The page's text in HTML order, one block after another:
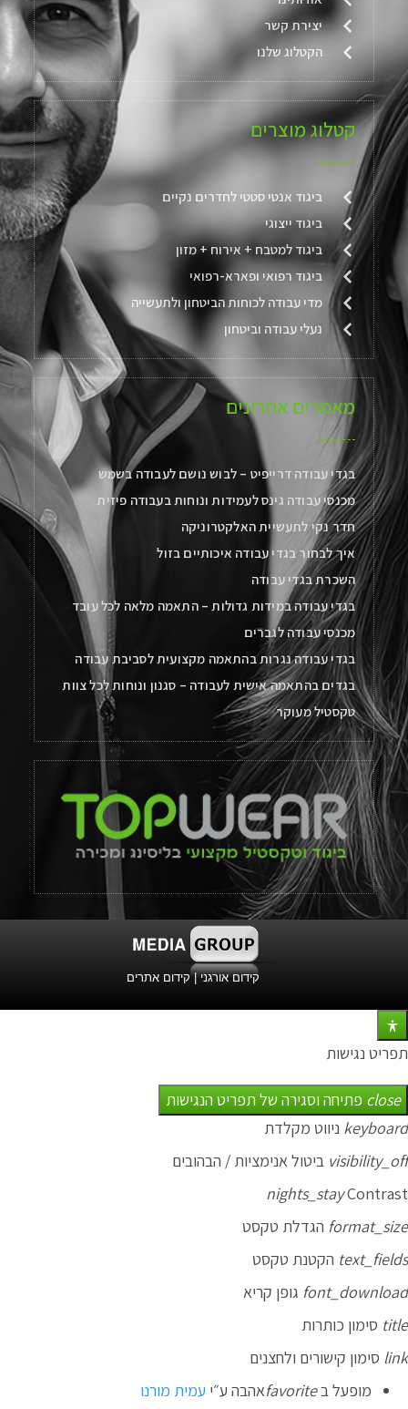
יצירת קשר
הקטלוג שלנו
קטלוג מוצרים
ביגוד אנטי סטטי לחדרים נקיים
ביגוד ייצוגי
ביגוד למטבח + אירוח + מזון
ביגוד רפואי ופארא-רפואי
מדי עבודה לכוחות הביטחון ולתעשייה
נעלי עבודה וביטחון
מאמרים אחרונים
בגדי עבודה דרייפיט – לבוש נושם לעבודה בשמש
מכנסי עבודה גינס לעמידות ונוחות בעבודה פיזית
חדר נקי לתעשיית האלקטרוניקה
איך לבחור בגדי עבודה איכותיים בזול
השכרת בגדי עבודה
בגדי עבודה במידות גדולות – התאמה מלאה לכל עובד
מכנסי עבודה לגברים
בגדי עבודה נגרות בהתאמה מקצועית לסביבת עבודה
בגדים בהתאמה אישית לעבודה – סגנון ונוחות לכל צוות
טקסטיל מעוקר
קידום אורגני|קידום אתרים
תפריט נגישות
close פתיחה וסגירה של תפריט הנגישות
keyboard ניווט מקלדת
visibility_off ביטול אנימציות / הבהובים
nights_stayContrast
format_size הגדלת טקסט
text_fields הקטנת טקסט
font_download גופן קריא
title סימון כותרות
link סימון קישורים ולחצנים
מופעל בfavoriteאהבה ע״י עמית מורנו